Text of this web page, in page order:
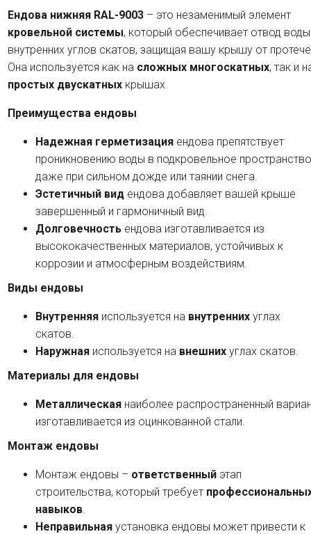
Ендова нижняя RAL-9003 – это незаменимый элемент
кровельной системы, который обеспечивает отвод
внутренних углов скатов, защищая вашу крышу от
Она используется как на сложных многоскатных, так и
простых двускатных крышах.
Преимущества ендовы
Надежная герметизация ендова препятствует
проникновению воды в подкровельное
даже при сильном дожде или таянии снега.
Эстетичный вид ендова добавляет вашей крыше
завершенный и гармоничный вид.
Долговечность ендова изготавливается из
высококачественных материалов, устойчивых к
коррозии и атмосферным воздействиям.
Виды ендовы
Внутренняя используется на внутренних углах
скатов.
Наружная используется на внешних углах скатов.
Материалы для ендовы
Металлическая наиболее распространенный
изготавливается из оцинкованной стали.
Монтаж ендовы
Монтаж ендовы – ответственный этап
строительства, который требует
навыков
Неправильная установка ендовы может привести к